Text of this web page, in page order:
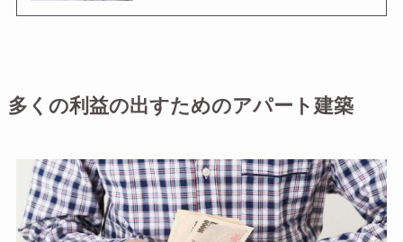
多くの利益の出すためのアパート建築